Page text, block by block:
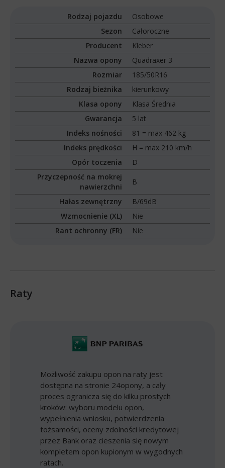
Rodzaj pojazdu
Osobowe
Sezon
Całoroczne
Producent
Kleber
Nazwa opony
Quadraxer 3
Rozmiar
185/50R16
Rodzaj bieżnika
kierunkowy
Klasa opony
Klasa Średnia
Gwarancja
5 lat
Indeks nośności
81 = max 462 kg
Indeks prędkości
H = max 210 km/h
Opór toczenia
D
Przyczepność na mokrej
nawierzchni
B
Hałas zewnętrzny
B/69dB
Wzmocnienie (XL)
Nie
Rant ochronny (FR)
Nie
Raty
Możliwość zakupu opon na raty jest
dostępna na stronie 24opony, a cały
proces ogranicza się do kilku prostych
kroków: wyboru modelu opon,
wypełnienia wniosku, potwierdzenia
tożsamości, oceny zdolności kredytowej
przez Bank oraz cieszenia się nowym
kompletem opon kupionym w wygodnych
ratach.